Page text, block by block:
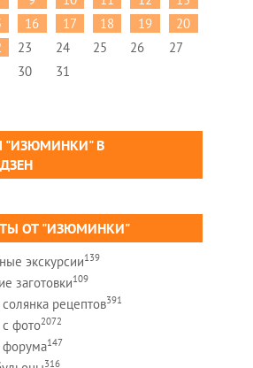
16 17 18 19
20
23 24 25 26
27
30 31
"ИЗЮМИНКИ" В
ОТ "ИЗЮМИНКИ"
экскурсии139
заготовки109
рецептов391
фото2072
форума147
316